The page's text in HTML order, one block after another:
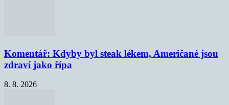
Komentář: Kdyby byl steak lékem, Američané jsou
zdraví jako řípa
8. 8. 2026